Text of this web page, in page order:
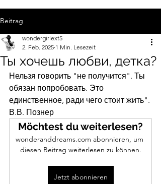
Beitrag
Ты хочешь любви, детка?
wondergirlext5
2. Feb. 2025 1 Min. Lesezeit
Нельзя говорить "не получится". Ты
обязан попробовать. Это
единственное, ради чего стоит жить".
В.В. Познер
Möchtest du weiterlesen?
wonderanddreams.com abonnieren, um
diesen Beitrag weiterlesen zu können.
Jetzt abonnieren